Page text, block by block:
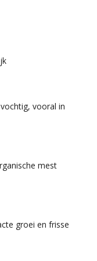
vooral in
mest
groei en frisse